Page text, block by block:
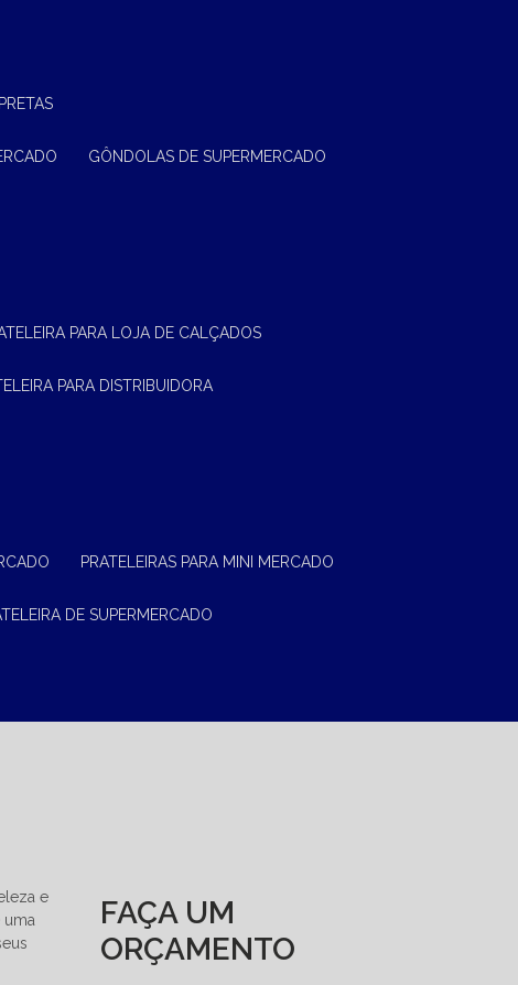
GÔNDOLAS DE SUPERMERCADO
PARA LOJA DE CALÇADOS
PARA DISTRIBUIDORA
PRATELEIRAS PARA MINI MERCADO
DE SUPERMERCADO
e
FAÇA UM
ORÇAMENTO